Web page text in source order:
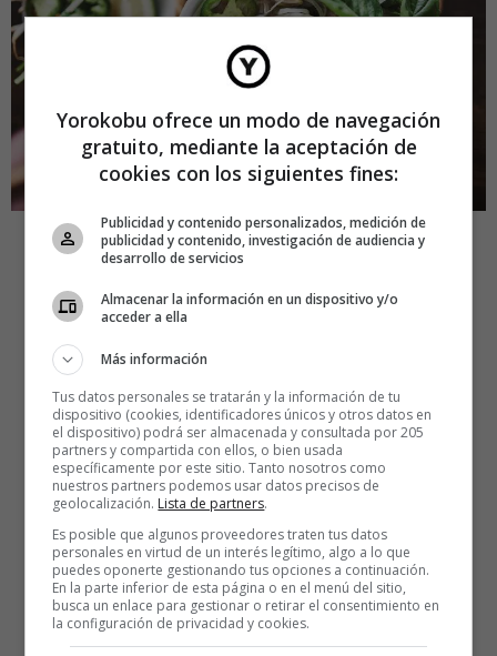
Yorokobu ofrece un modo de navegación
gratuito, mediante la aceptación de
cookies con los siguientes fines:
Publicidad y contenido personalizados, medición de
publicidad y contenido, investigación de audiencia y
desarrollo de servicios
Almacenar la información en un dispositivo y/o
acceder a ella
Más información
Tus datos personales se tratarán y la información de tu
dispositivo (cookies, identificadores únicos y otros datos en
el dispositivo) podrá ser almacenada y consultada por 205
partners y compartida con ellos, o bien usada
específicamente por este sitio. Tanto nosotros como
nuestros partners podemos usar datos precisos de
geolocalización. Lista de partners.
Es posible que algunos proveedores traten tus datos
personales en virtud de un interés legítimo, algo a lo que
puedes oponerte gestionando tus opciones a continuación.
En la parte inferior de esta página o en el menú del sitio,
busca un enlace para gestionar o retirar el consentimiento en
la configuración de privacidad y cookies.